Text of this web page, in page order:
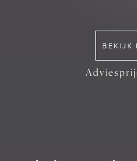
BEKIJK